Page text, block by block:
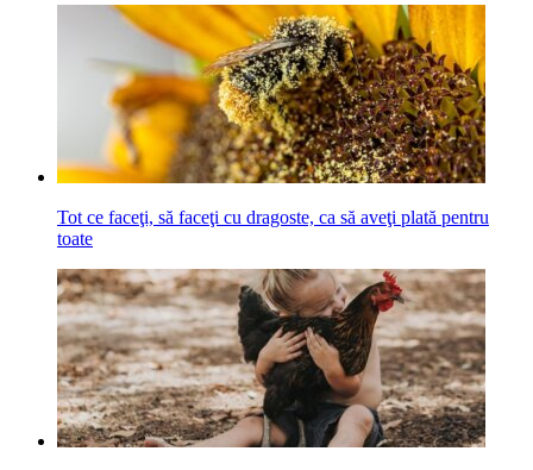
Tot ce faceţi, să faceţi cu dragoste, ca să aveţi plată pentru
toate